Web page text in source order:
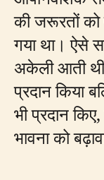
की जरूरतों को
गया था। ऐसे
अकेली आती
प्रदान किया
भी प्रदान
भावना को